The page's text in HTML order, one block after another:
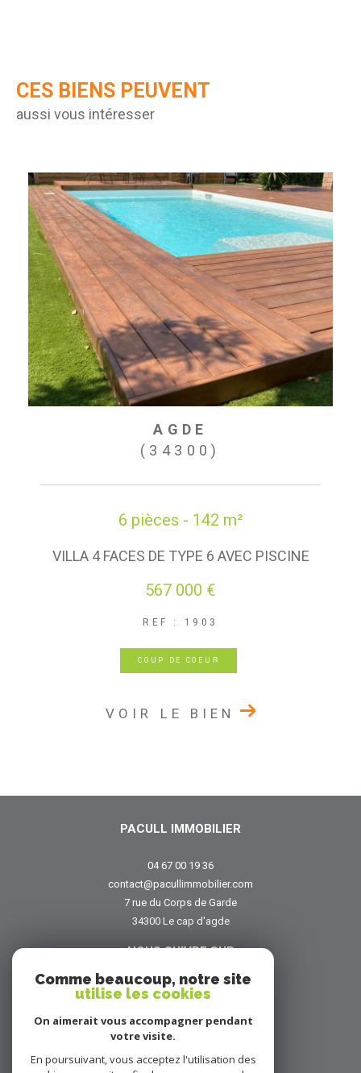
CES BIENS PEUVENT
aussi vous intéresser
AGDE
(34300)
6 pièces - 142 m²
VILLA 4 FACES DE TYPE 6 AVEC PISCINE
567 000 €
REF : 1903
COUP DE COEUR
VOIR LE BIEN
PACULL IMMOBILIER
04 67 00 19 36
contact@pacullimmobilier.com
7 rue du Corps de Garde
34300
le cap d'agde
NOUS SUIVRE SUR
ADHÉRENTS
Comme beaucoup, notre site
utilise les cookies
On aimerait vous accompagner pendant
votre visite.
En poursuivant, vous acceptez l'utilisation des